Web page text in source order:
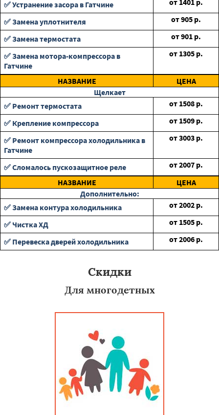
✅ Устранение засора в Гатчине от 1401 р.
✅ Замена уплотнителя
от905 р.
✅ Замена термостата
от901 р.
✅ Замена мотора-компрессора в
Гатчине
от 1305 р.
НАЗВАНИЕ
ЦЕНА
Щелкает
✅ Ремонт термостата
от 1508 р.
✅ Крепление компрессора
от 1509 р.
✅ Ремонт компрессора холодильника в
Гатчине
от3003 р.
✅ Сломалось пускозащитное реле от2007 р.
НАЗВАНИЕ
ЦЕНА
Дополнительно:
✅ Замена контура холодильника
от2002 р.
✅ Чистка ХД
от 1505 р.
✅ Перевеска дверей холодильника
от2006 р.
Скидки
Для многодетных